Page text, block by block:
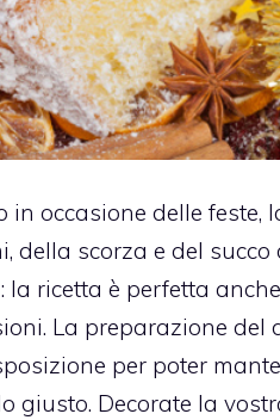
occasione delle feste,
scorza e del succo
ricetta è perfetta
La preparazione del
per poter
giusto. Decorate la